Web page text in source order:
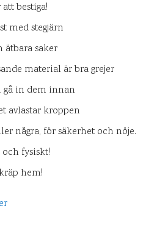
bestiga!
med stegjärn
ätbara saker
material är bra grejer
gå in dem innan
avlastar kroppen
några, för säkerhet och nöje.
fysiskt!
hem!